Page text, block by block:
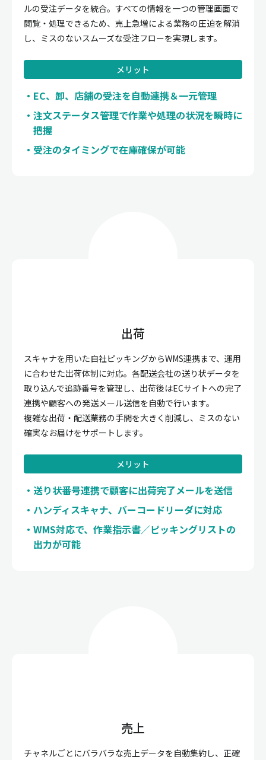
ルの受注データを統合。すべての情報を一つの管理画面で
閲覧・処理できるため、売上急増による業務の圧迫を解消
し、ミスのないスムーズな受注フローを実現します。
メリット
EC、卸、店舗の受注を自動連携＆一元管理
注文ステータス管理で作業や処理の状況を瞬時に
把握
受注のタイミングで在庫確保が可能
出荷
スキャナを用いた自社ピッキングからWMS連携まで、運用
に合わせた出荷体制に対応。各配送会社の送り状データを
取り込んで追跡番号を管理し、出荷後はECサイトへの完了
連携や顧客への発送メール送信を自動で行います。
複雑な出荷・配送業務の手間を大きく削減し、ミスのない
確実なお届けをサポートします。
メリット
送り状番号連携で顧客に出荷完了メールを送信
ハンディスキャナ、バーコードリーダに対応
WMS対応で、作業指示書／ピッキングリストの
出力が可能
売上
チャネルごとにバラバラな売上データを自動集約し、正確